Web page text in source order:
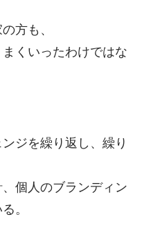
方も、
くいったわけではな
ジを繰り返し、繰り
個人のブランディン
。